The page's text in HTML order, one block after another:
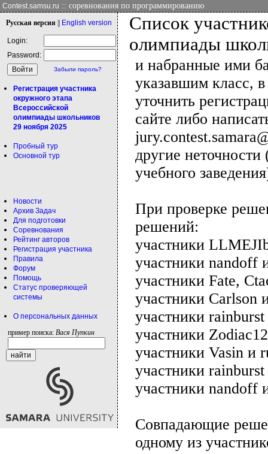
Contest.samsu.ru :: соревнования по программированию
Русская версия Eng lish version
Login:
Password:
Забыли пароль?
Регистрация участника
окружного этапа
Всероссийской
олимпиады школьников
29 ноября 2025
Пробный тур
Основной тур
Новости
Архив Задач
Для подготовки
Соревнования
Рейтинг авторов
Регистрация участника
Правила
Форум
Помощь
Статус проверяющей
системы
О персональных данных
пример поиска: Вася Пупкин
Список
олимпиады
и набранные ими
указавшим класс,
уточнить
сайте либо
другие
учебного
При проверке
решений:
участники
участники nandoff
участники Fate,
участники Carlson
участники
участники
участники Vasin и
участники
участники nandoff
Совпадающие
одному из